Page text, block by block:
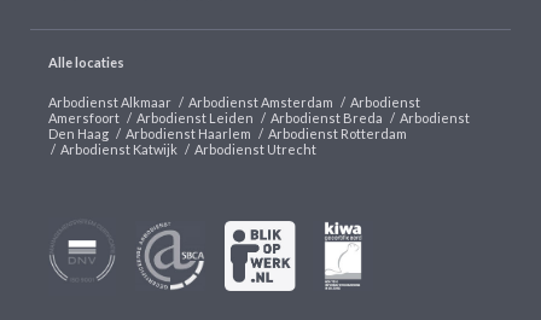
Alle locaties
Arbodienst Alkmaar / Arbodienst Amsterdam / Arbodienst
Amersfoort / Arbodienst Leiden / Arbodienst Breda / Arbodienst
Den Haag / Arbodienst Haarlem / Arbodienst Rotterdam
/ Arbodienst Katwijk / Arbodienst Utrecht